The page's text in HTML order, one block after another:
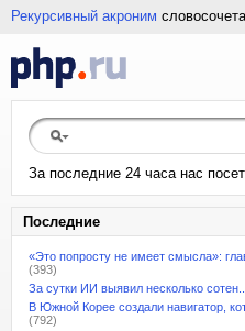
Рекурсивный акроним
За последние 24 часа нас
Последние
«Это попросту не имеет смысла»:
(393)
За сутки ИИ выявил несколько сотен...
В Южной Корее создали навигатор,
(792)